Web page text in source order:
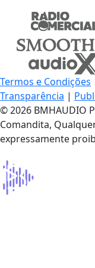
Termos e Condições
Transparência |
© 2026 BMHAUDIO
Comandita,
expressamente